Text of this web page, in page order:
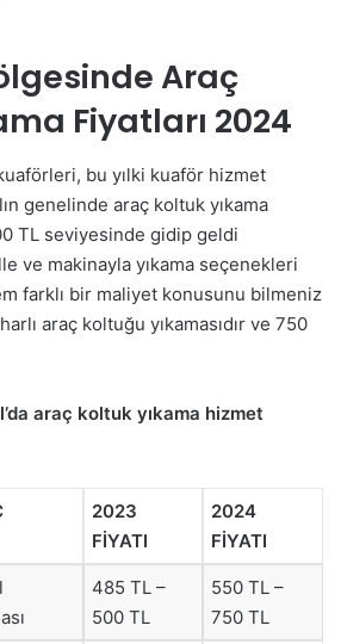
Araç
Fiyatları 2024
bu yılki kuaför hizmet
genelinde araç koltuk yıkama
TL seviyesinde gidip geldi
ve makinayla yıkama seçenekleri
farklı bir maliyet konusunu bilmeniz
araç koltuğu yıkamasıdır ve 750
araç koltuk yıkama hizmet
2023
FİYATI
2024
FİYATI
485 TL –
500 TL
550 TL –
750 TL